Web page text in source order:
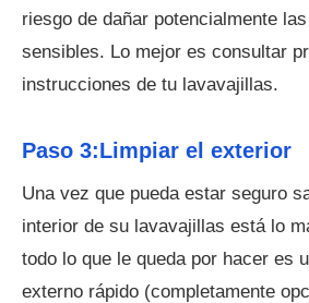
riesgo de dañar potencialmente
sensibles. Lo mejor es consultar
instrucciones de tu lavavajillas.
Paso 3:Limpiar el exterior
Una vez que pueda estar seguro
interior de su lavavajillas está lo
todo lo que le queda por hacer es
externo rápido (completamente